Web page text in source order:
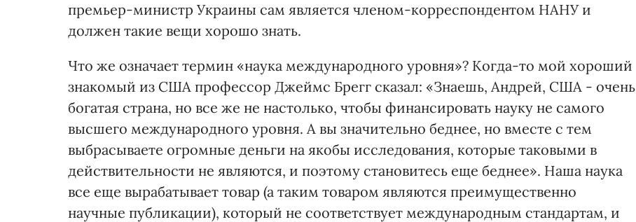
премьер-министр Украины сам является членом-корреспондентом НАНУ и
должен такие вещи хорошо знать.
Что же означает термин «наука международного уровня»? Когда-то мой хороший
знакомый из США профессор Джеймс Брегг сказал: «Знаешь, Андрей, США - очень
богатая страна, но все же не настолько, чтобы финансировать науку не самого
высшего международного уровня. А вы значительно беднее, но вместе с тем
выбрасываете огромные деньги на якобы исследования, которые таковыми в
действительности не являются, и поэтому становитесь еще беднее». Наша наука
все еще вырабатывает товар (а таким товаром являются преимущественно
научные публикации), который не соответствует международным стандартам, и